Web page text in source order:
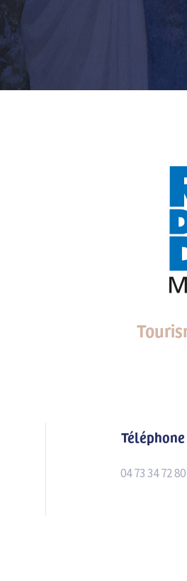
Téléphone
04 73 34 72 80